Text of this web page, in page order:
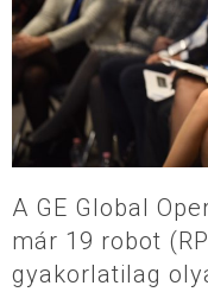
A GE Global
már 19 robot
gyakorlatilag